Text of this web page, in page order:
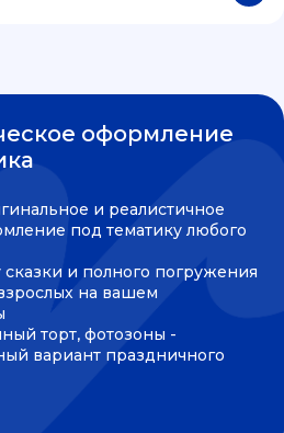
оформление
и реалистичное
под тематику любого
и полного погружения
на вашем
торт, фотозоны -
вариант праздничного